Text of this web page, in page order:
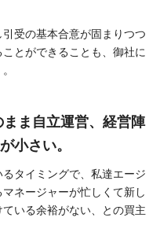
受の基本合意が固まりつつ
とができることも、御社に
ま自立運営、経営陣
小さい。
タイミングで、私達エージ
ネージャーが忙しくて新し
いる余裕がない、との買主